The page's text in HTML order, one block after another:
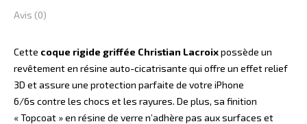
Avis (0)
Cette coque rigide griffée Christian Lacroixpossède un
revêtement en résine auto-cicatrisante qui offre un effet relief
3D et assure une protection parfaite de votre iPhone
6/6s contre les chocs et les rayures. De plus, sa finition
« Topcoat » en résine de verre n’adhère pas aux surfaces et